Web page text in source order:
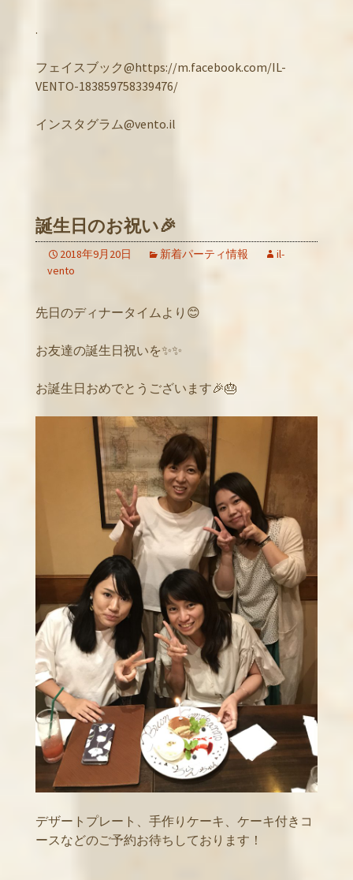
.
フェイスブック@https://m.facebook.com/IL-
VENTO-183859758339476/
インスタグラム@vento.il
誕生日のお祝い🎉
2018年9月20日 新着パーティ情報
il-
vento
先日のディナータイムより😊
お友達の誕生日祝いを✨✨
お誕生日おめでとうございます🎉🎂
デザートプレート、手作りケーキ、ケーキ付きコ
ースなどのご予約お待ちしております！